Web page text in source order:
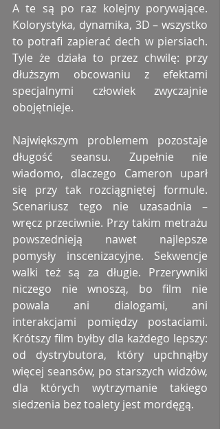
A te są po raz kolejny porywające.
Kolorystyka, dynamika, 3D – wszystko
to potrafi zapierać dech w piersiach.
Tyle że działa to przez chwilę: przy
dłuższym obcowaniu z efektami
specjalnymi człowiek zwyczajnie
obojętnieje.
Największym problemem pozostaje
długość seansu. Zupełnie nie
wiadomo, dlaczego Cameron uparł
się przy tak rozciągniętej formule.
Scenariusz tego nie uzasadnia –
wręcz przeciwnie. Przy takim metrażu
powszednieją nawet najlepsze
pomysły inscenizacyjne. Sekwencje
walki też są za długie. Przerywniki
niczego nie wnoszą, bo film nie
powala ani dialogami, ani
interakcjami pomiędzy postaciami.
Krótszy film byłby dla każdego lepszy:
od dystrybutora, który upchnąłby
więcej seansów, po starszych widzów,
dla których wytrzymanie takiego
siedzenia bez toalety jest mordęgą.